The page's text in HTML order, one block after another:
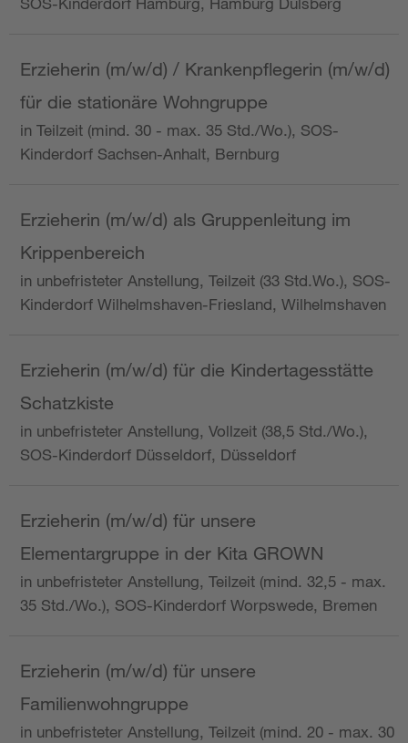
Erzieherin (m/w/d) / Krankenpflegerin (m/w/d)
für die stationäre Wohngruppe
in Teilzeit (mind. 30 - max. 35 Std./Wo.), SOS-
Kinderdorf Sachsen-Anhalt, Bernburg
Erzieherin (m/w/d) als Gruppenleitung im
Krippenbereich
in unbefristeter Anstellung, Teilzeit (33 Std.Wo.), SOS-
Kinderdorf Wilhelmshaven-Friesland, Wilhelmshaven
Erzieherin (m/w/d) für die Kindertagesstätte
Schatzkiste
in unbefristeter Anstellung, Vollzeit (38,5 Std./Wo.),
SOS-Kinderdorf Düsseldorf, Düsseldorf
Erzieherin (m/w/d) für unsere
Elementargruppe in der Kita GROWN
in unbefristeter Anstellung, Teilzeit (mind. 32,5 - max.
35 Std./Wo.), SOS-Kinderdorf Worpswede, Bremen
Erzieherin (m/w/d) für unsere
Familienwohngruppe
in unbefristeter Anstellung, Teilzeit (mind. 20 - max. 30